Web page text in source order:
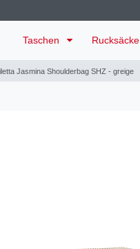
Taschen Rucksäcke
Jasmina Shoulderbag SHZ - greige